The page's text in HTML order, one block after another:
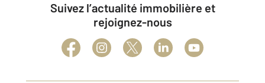
Suivez l’actualité immobilière et
rejoignez-nous